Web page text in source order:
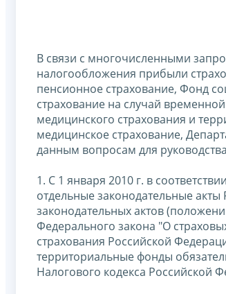
В связи с многочисленными
налогообложения прибыли
пенсионное страхование, Фонд
страхование на случай
медицинского страхования и
медицинское страхование,
данным вопросам для
1. С 1 января 2010 г. в
отдельные законодательные
законодательных актов
Федерального закона "О
страхования Российской
территориальные фонды
Налогового кодекса Российской